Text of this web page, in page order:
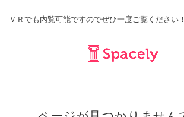
ＶＲでも内覧可能ですのでぜひ一度ご覧ください！